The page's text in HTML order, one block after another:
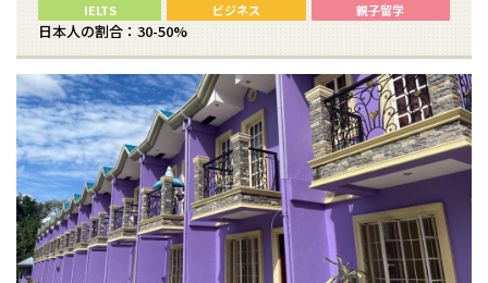
IELTS
ビジネス 親子留学
日本人の割合：30-50%